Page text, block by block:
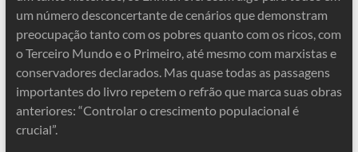
um número desconcertante de cenários que demonstram
preocupação tanto com os pobres quanto com os ricos, com
o Terceiro Mundo e o Primeiro, até mesmo com marxistas e
conservadores declarados. Mas quase todas as passagens
importantes do livro repetem o refrão que marca suas obras
anteriores: “Controlar o crescimento populacional é
crucial”.